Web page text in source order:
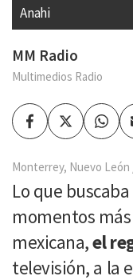
Anahi
MM Radio
Multimedios Radio
FacebookTwitter
Monterrey, Nuevo León
Lo que
momentos
mexicana,el
televisión, a la